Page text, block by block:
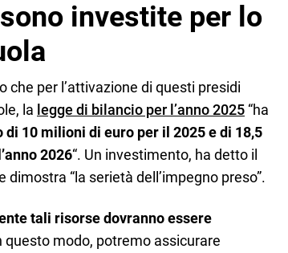
investite per lo
che per l’attivazione di questi presidi
la legge di bilancio per l’anno 2025 “ha
di 10 milioni di euro per il 2025 e di 18,5
2026“. Un investimento, ha detto il
dimostra “la serietà dell’impegno preso”.
tali risorse dovranno essere
questo modo, potremo assicurare